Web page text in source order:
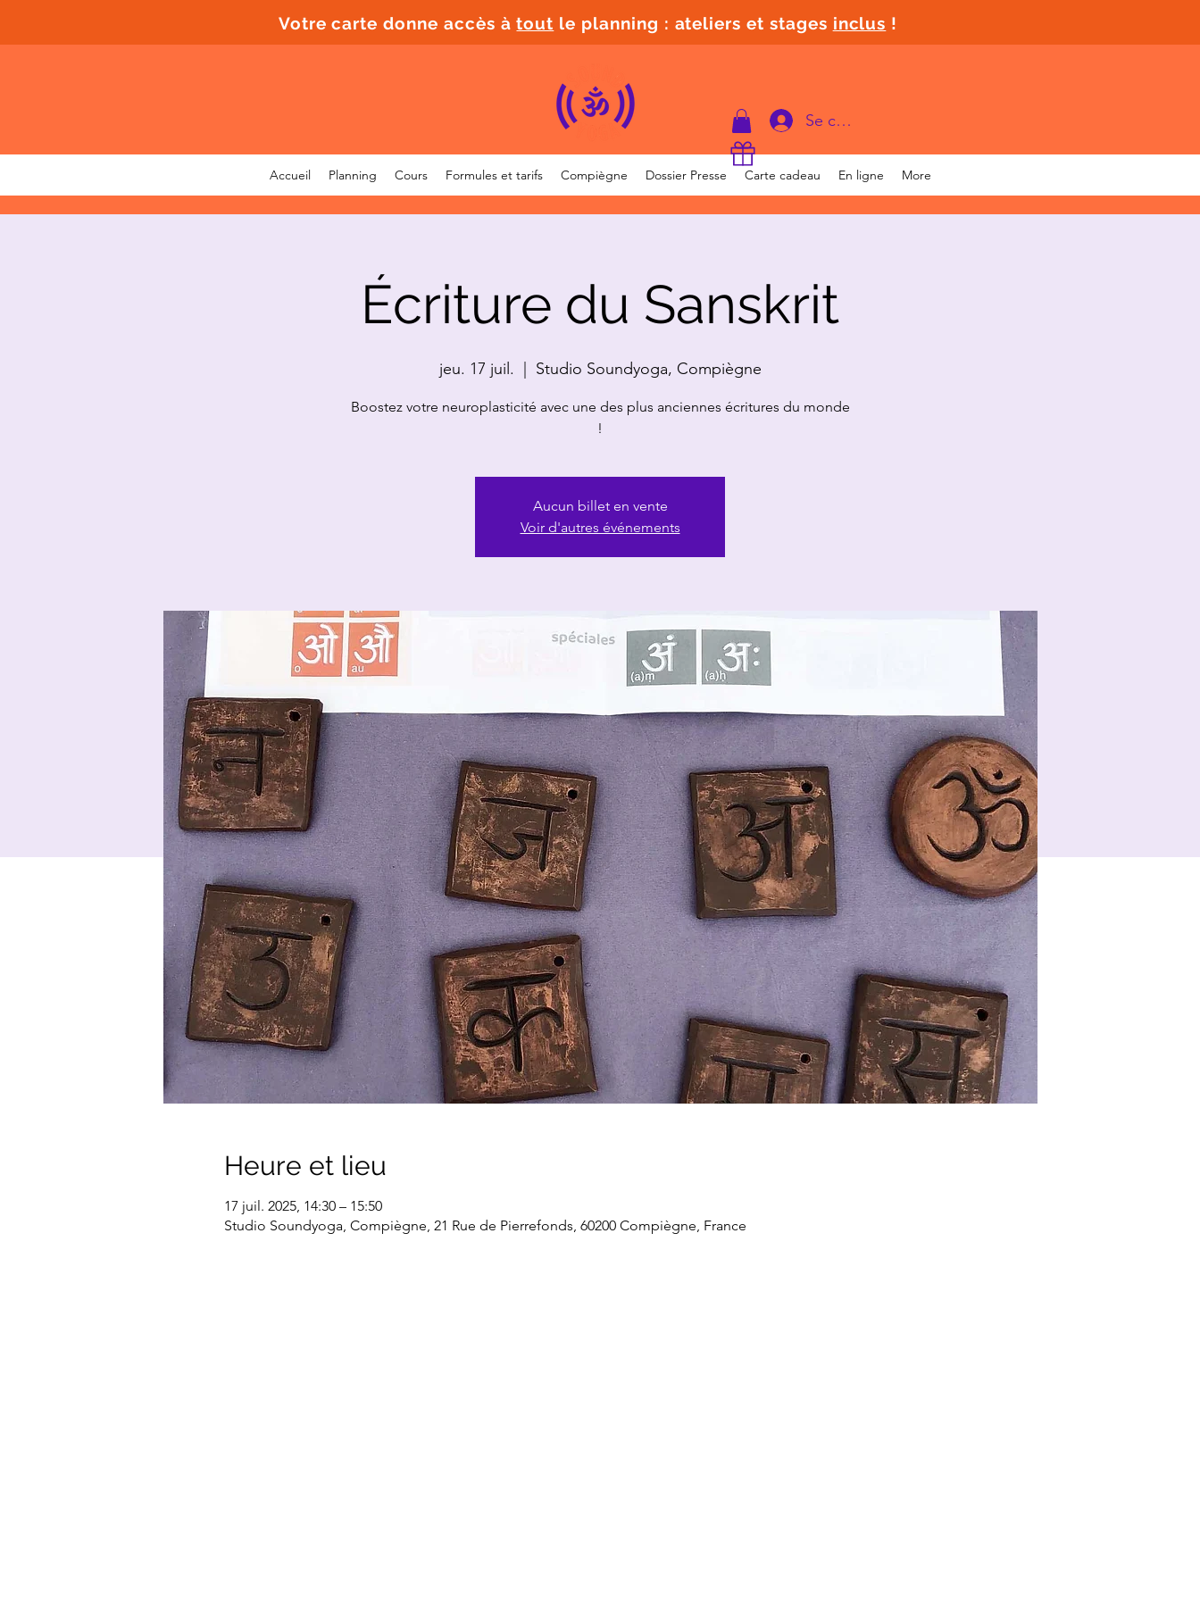
Votre carte donne accès àtout le planning : ateliers et stages inclus !
Se connecter
Accueil Planning Cours Formules et tarifs Compiègne Dossier Presse Carte cadeau En ligne More
Écriture du Sanskrit
jeu. 17 juil. Studio Soundyoga, Compiègne
Boostez votre neuroplasticité avec une des plus anciennes écritures du monde
!
Aucun billet en vente
Voir d'autres événements
Heure et lieu
17 juil. 2025, 14:30 – 15:50
Studio Soundyoga, Compiègne, 21 Rue de Pierrefonds, 60200 Compiègne, France